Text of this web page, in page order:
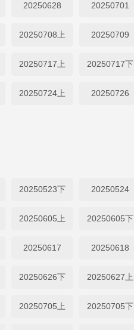
20250628 20250701
20250708上 20250709
20250717上 20250717下
20250724上 20250726
20250523下 20250524
20250605上 20250605下
20250617 20250618
20250626下 20250627上
20250705上 20250705下